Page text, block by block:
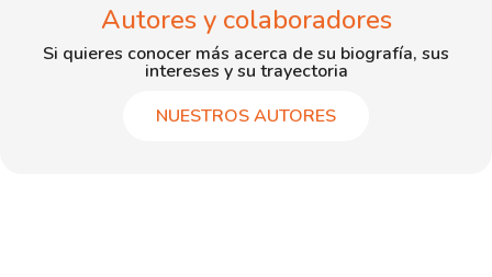
Autores y colaboradores
Si quieres conocer más acerca de su biografía, sus
intereses y su trayectoria
NUESTROS AUTORES